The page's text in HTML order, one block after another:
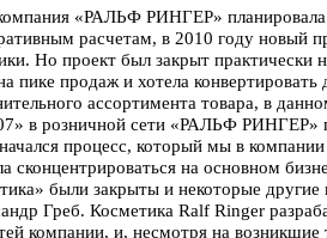
«РАЛЬФ РИНГЕР»
расчетам, в 2010 году новый
Но проект был закрыт практически
пике продаж и хотела
ассортимента товара, в
в розничной сети «РАЛЬФ РИНГЕР»
процесс, который мы в
сконцентрироваться на основном
были закрыты и некоторые
Греб. Косметика Ralf Ringer
компании, и, несмотря на